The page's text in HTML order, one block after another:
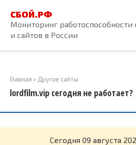
контенту
СБОЙ.РФ
Мониторинг работоспособности
и сайтов в России
Главная » Другие сайты
lordfilm.vip сегодня не работает?
Cегодня 09 августа